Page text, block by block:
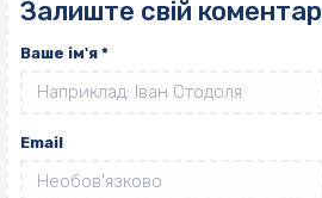
Залиште свій коментар
Ваше ім'я *
Email